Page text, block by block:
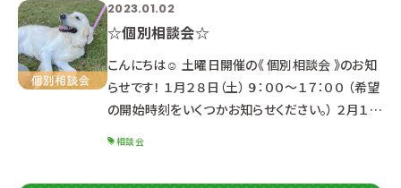
います！ 3/18（土）以降、毎月1回以上実施予定☆
▷▷オープンキャンパス情報はこちら
୨୧┈┈┈┈┈┈┈┈┈┈┈┈┈┈┈┈┈┈┈┈
┈┈┈┈┈┈┈┈┈
2023.01.02
☆個別相談会☆
こんにちは☺ 土曜日開催の《 個別相談会 》のお知
らせです！ １月２８日（土） ９：００～１７：００ （希望
の開始時刻をいくつかお知らせください。） ２月１１
相談会